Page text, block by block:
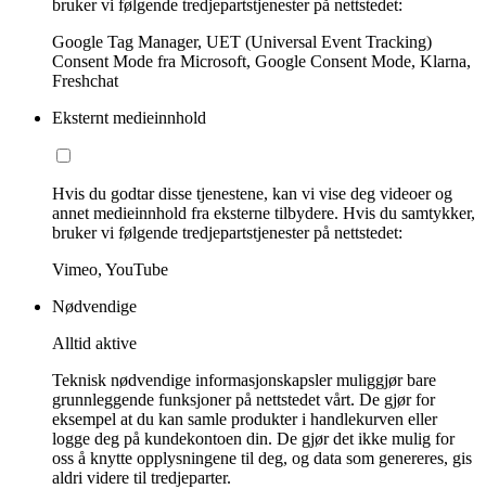
bruker vi følgende tredjepartstjenester på nettstedet:
Google Tag Manager, UET (Universal Event Tracking)
Consent Mode fra Microsoft, Google Consent Mode, Klarna,
Freshchat
Eksternt medieinnhold
Hvis du godtar disse tjenestene, kan vi vise deg videoer og
annet medieinnhold fra eksterne tilbydere. Hvis du samtykker,
bruker vi følgende tredjepartstjenester på nettstedet:
Vimeo, YouTube
Nødvendige
Alltid aktive
Teknisk nødvendige informasjonskapsler muliggjør bare
grunnleggende funksjoner på nettstedet vårt. De gjør for
eksempel at du kan samle produkter i handlekurven eller
logge deg på kundekontoen din. De gjør det ikke mulig for
oss å knytte opplysningene til deg, og data som genereres, gis
aldri videre til tredjeparter.